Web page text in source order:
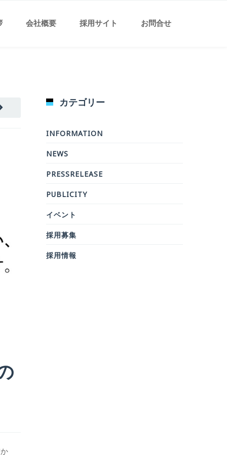
会社概要 採用サイト お問合せ
カテゴリー
INFORMATION
NEWS
PRESSRELEASE
PUBLICITY
イベント
採用募集
採用情報